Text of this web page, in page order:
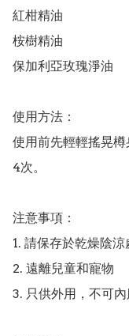
紅柑精油
桉樹精油
保加利亞玫瑰淨油
使用方法：
使用前先輕輕搖晃
4次。
注意事項：
1. 請保存於乾燥陰涼
2. 遠離兒童和寵物
3. 只供外用，不可內